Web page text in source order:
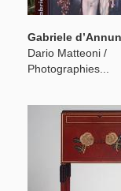
Gabriele
Dario Matteoni /
Photographies...